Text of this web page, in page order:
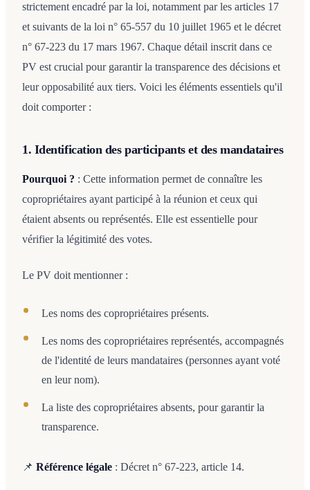
strictement encadré par la loi, notamment par les articles 17
et suivants de la loi n° 65-557 du 10 juillet 1965 et le décret
n° 67-223 du 17 mars 1967. Chaque détail inscrit dans ce
PV est crucial pour garantir la transparence des décisions et
leur opposabilité aux tiers. Voici les éléments essentiels qu'il
doit comporter :
1. Identification des participants et des mandataires
Pourquoi ? : Cette information permet de connaître les
copropriétaires ayant participé à la réunion et ceux qui
étaient absents ou représentés. Elle est essentielle pour
vérifier la légitimité des votes.
Le PV doit mentionner :
Les noms des copropriétaires présents.
Les noms des copropriétaires représentés, accompagnés
de l'identité de leurs mandataires (personnes ayant voté
en leur nom).
La liste des copropriétaires absents, pour garantir la
transparence.
📌 Référence légale : Décret n° 67-223, article 14.